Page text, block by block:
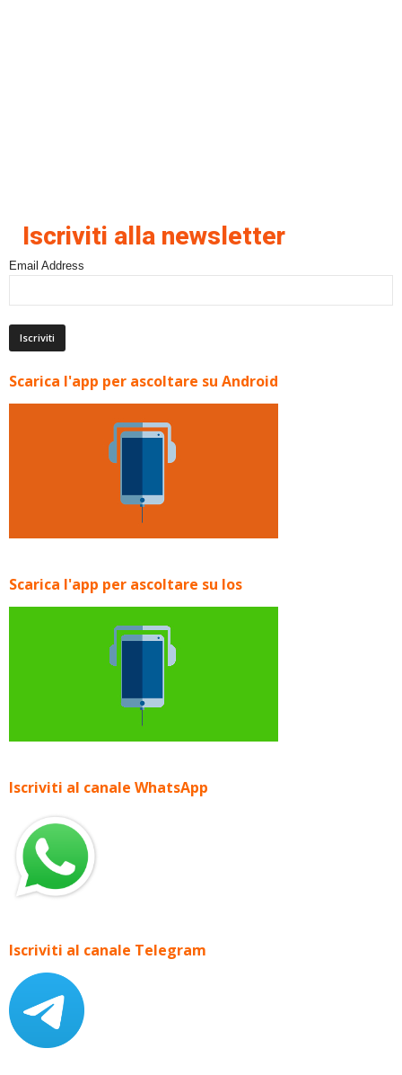
Iscriviti alla newsletter
Email Address
Scarica l'app per ascoltare su Android
Scarica l'app per ascoltare su Ios
Iscriviti al canale WhatsApp
Iscriviti al canale Telegram